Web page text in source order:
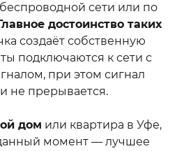
сети или по
достоинство таких
создаёт собственную
подключаются к сети с
при этом сигнал
не прерывается.
дом или квартира в Уфе,
момент — лучшее